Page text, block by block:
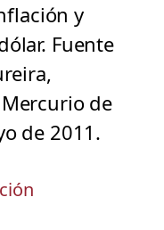
y
Fuente
de
de 2011.